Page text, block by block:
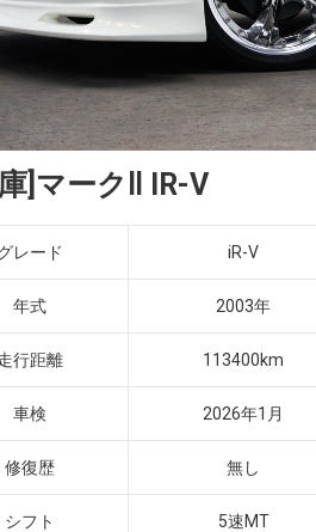
]マークⅡ IR-V
レード iR-V
年式 2003年
行距離 113400km
車検 2026年1月
修復歴 無し
シフト 5速MT